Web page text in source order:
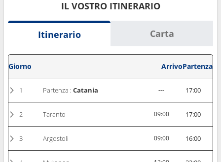
IL VOSTRO ITINERARIO
Itinerario Carta
Giorno ArrivoPartenza
1 Partenza :Catania --- 17:00
2 Taranto 09:00 17:00
3 Argostoli 09:00 16:00